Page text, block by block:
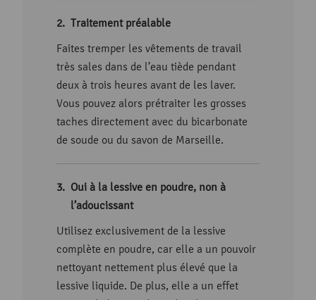
Traitement préalable
Faites tremper les vêtements de travail
très sales dans de l’eau tiède pendant
deux à trois heures avant de les laver.
Vous pouvez alors prétraiter les grosses
taches directement avec du bicarbonate
de soude ou du savon de Marseille.
Oui à la lessive en poudre, non à
l’adoucissant
Utilisez exclusivement de la lessive
complète en poudre, car elle a un pouvoir
nettoyant nettement plus élevé que la
lessive liquide. De plus, elle a un effet